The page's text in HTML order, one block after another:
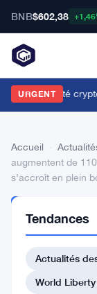
BNB$602,38
URGENT
communauté
Accueil
augmentent de
s’accroît en plein
DU BITCOIN
Tendances
Actualités
World Liberty